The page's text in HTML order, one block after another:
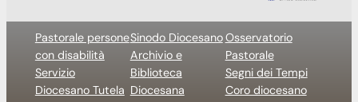
Pastorale persone
con disabilità
Servizio
Diocesano Tutela
Sinodo Diocesano
Archivio e
Biblioteca
Diocesana
Osservatorio
Pastorale
Segni dei Tempi
Coro diocesano